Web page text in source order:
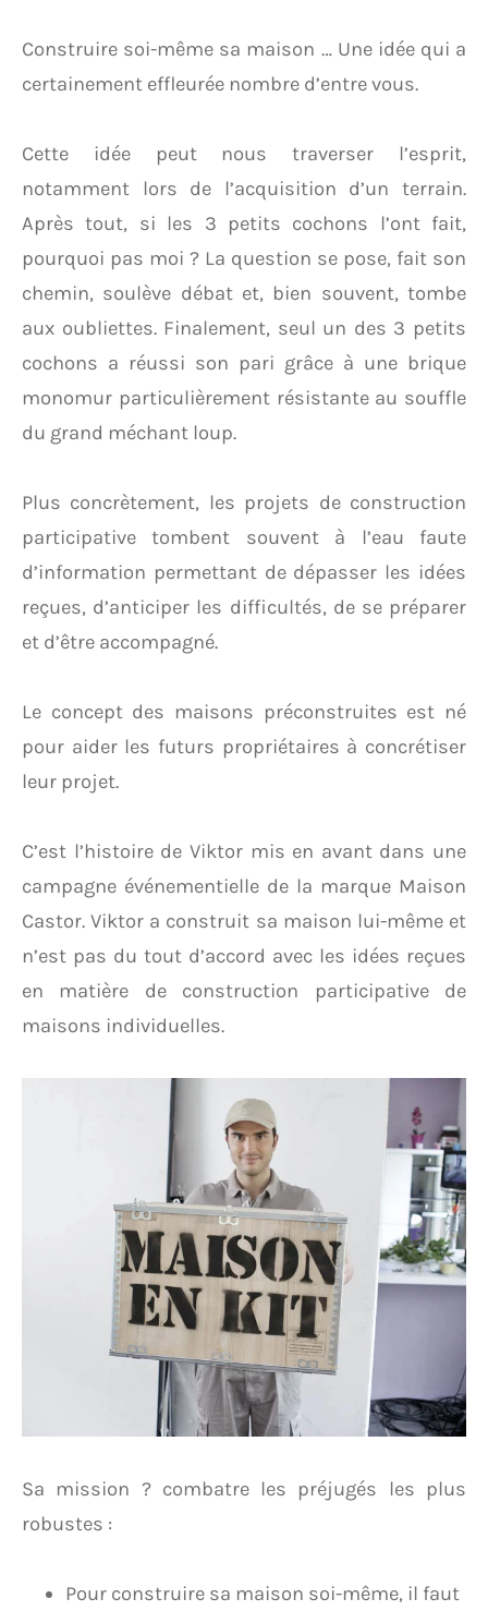
Construire soi-même sa maison … Une idée qui a
certainement effleurée nombre d’entre vous.
Cette idée peut nous traverser l’esprit,
notamment lors de l’acquisition d’un terrain.
Après tout, si les 3 petits cochons l’ont fait,
pourquoi pas moi ? La question se pose, fait son
chemin, soulève débat et, bien souvent, tombe
aux oubliettes. Finalement, seul un des 3 petits
cochons a réussi son pari grâce à une brique
monomur particulièrement résistante au souffle
du grand méchant loup.
Plus concrètement, les projets de construction
participative tombent souvent à l’eau faute
d’information permettant de dépasser les idées
reçues, d’anticiper les difficultés, de se préparer
et d’être accompagné.
Le concept des maisons préconstruites est né
pour aider les futurs propriétaires à concrétiser
leur projet.
C’est l’histoire de Viktor mis en avant dans une
campagne événementielle de la marque Maison
Castor. Viktor a construit sa maison lui-même et
n’est pas du tout d’accord avec les idées reçues
en matière de construction participative de
maisons individuelles.
Sa mission ? combatre les préjugés les plus
robustes :
Pour construire sa maison soi-même, il faut